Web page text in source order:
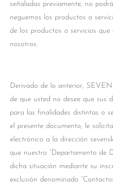
señaladas previamente, no
neguemos los productos o
de los productos o servicios
nosotros.
Derivado de lo anterior,
de que usted no desee que sus
para las finalidades distintas o
el presente documento, le
electrónico a la dirección
que nuestro “Departamento de
dicha situación mediante su
exclusión denominado